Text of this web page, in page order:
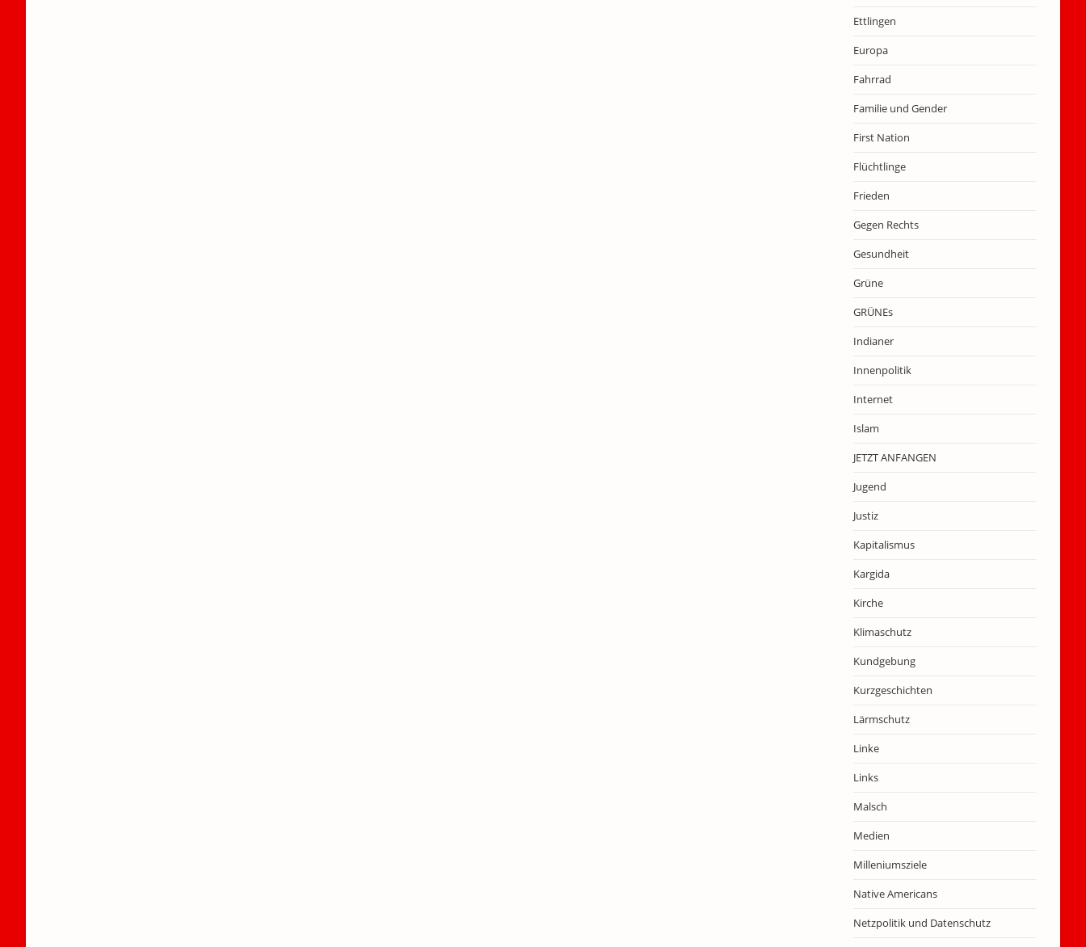
Ettlingen
Europa
Fahrrad
Familie und Gender
First Nation
Flüchtlinge
Frieden
Gegen Rechts
Gesundheit
Grüne
GRÜNEs
Indianer
Innenpolitik
Internet
Islam
JETZT ANFANGEN
Jugend
Justiz
Kapitalismus
Kargida
Kirche
Klimaschutz
Kundgebung
Kurzgeschichten
Lärmschutz
Linke
Links
Malsch
Medien
Milleniumsziele
Native Americans
Netzpolitik und Datenschutz